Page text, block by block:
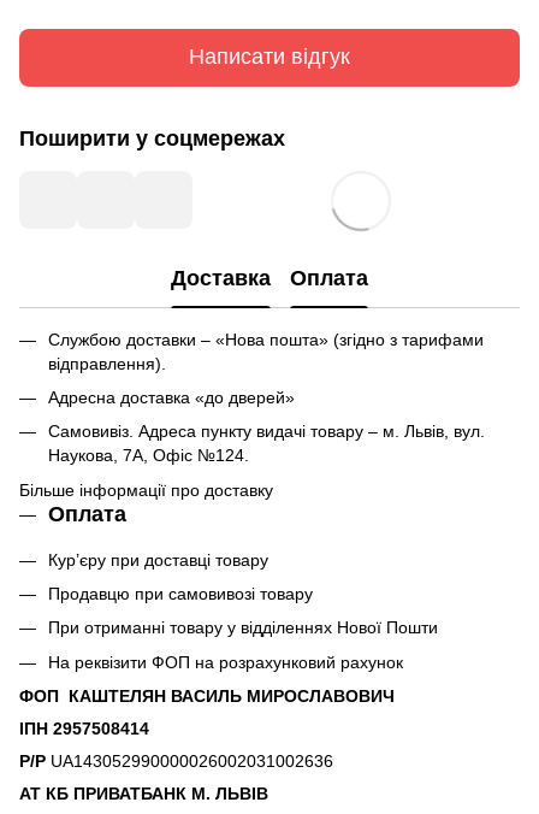
Написати відгук
Поширити у соцмережах
Доставка Оплата
Службою доставки – «Нова пошта» (згідно з тарифами
відправлення).
Адресна доставка «до дверей»
Самовивіз. Адреса пункту видачі товару – м. Львів, вул.
Наукова, 7А, Офіс №124.
Більше інформації про доставку
Оплата
Кур’єру при доставці товару
Продавцю при самовивозі товару
При отриманні товару у відділеннях Нової Пошти
На реквізити ФОП на розрахунковий рахунок
ФОП КАШТЕЛЯН ВАСИЛЬ МИРОСЛАВОВИЧ
ІПН 2957508414
Р/Р UA143052990000026002031002636
АТ КБ ПРИВАТБАНК М. ЛЬВІВ